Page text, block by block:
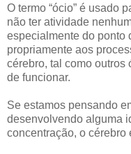
O termo “ócio” é usado
não ter atividade
especialmente do ponto
propriamente aos
cérebro, tal como outros
de funcionar.
Se estamos pensando
desenvolvendo alguma
concentração, o cérebro